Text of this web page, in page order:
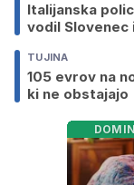
Italijanska
vodil Slovenec
TUJINA
105 evrov na
ki ne obstajajo